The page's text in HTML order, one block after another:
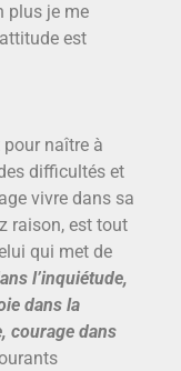
plus je me
est
pour naître à
difficultés et
vivre dans sa
raison, est tout
qui met de
l’inquiétude,
dans la
courage dans